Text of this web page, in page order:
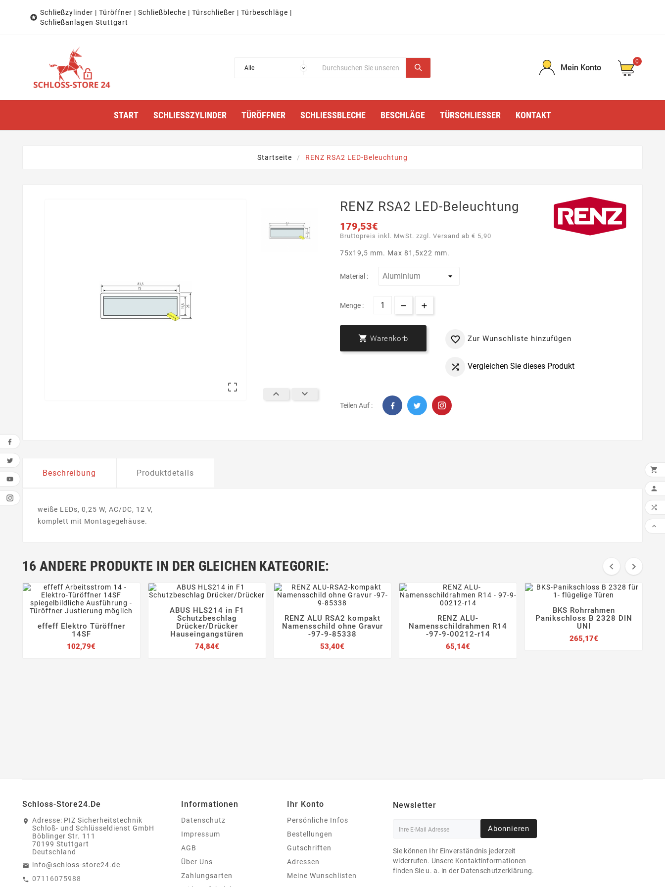

Schließzylinder | Türöffner | Schließbleche | Türschließer | Türbeschläge |
Schließanlagen Stuttgart
Mein Konto
0
START SCHLIESSZYLINDER TÜRÖFFNER SCHLIESSBLECHE BESCHLÄGE TÜRSCHLIESSER KONTAKT
Startseite RENZ RSA2 LED-Beleuchtung

 
RENZ RSA2 LED-Beleuchtung
179,53€
Bruttopreis inkl. MwSt. zzgl. Versand ab € 5,90
75x19,5 mm. Max 81,5x22 mm.
Material :
Menge :
 Warenkorb  Zur Wunschliste hinzufügen
 Vergleichen Sie dieses Produkt
Teilen Auf :
Beschreibung Produktdetails
weiße LEDs, 0,25 W, AC/DC, 12 V,
komplett mit Montagegehäuse.
16 ANDERE PRODUKTE IN DER GLEICHEN KATEGORIE:  
 
effeff Elektro Türöffner
14SF
102,79€
  
ABUS HLS214 in F1
Schutzbeschlag
Drücker/Drücker
Hauseingangstüren
74,84€Preis
   
RENZ ALU RSA2 kompakt
Namensschild ohne Gravur
-97-9-85338
53,40€
   
RENZ ALU-
Namensschildrahmen R14
-97-9-00212-r14
65,14€
   
BKS Rohrrahmen
Panikschloss B 2328 DIN
UNI
265,17€Preis
Schloss-Store24.de
Adresse: PIZ Sicherheitstechnik
Schloß- und Schlüsseldienst GmbH
Böblinger Str. 111
70199 Stuttgart
Deutschland
info@schloss-store24.de
07116075988
Informationen
Datenschutz
Impressum
AGB
Über Uns
Zahlungsarten
Ihr Konto
Persönliche Infos
Bestellungen
Gutschriften
Adressen
Meine Wunschlisten
Newsletter
Abonnieren
Sie können Ihr Einverständnis jederzeit
widerrufen. Unsere Kontaktinformationen
finden Sie u. a. in der Datenschutzerklärung.



